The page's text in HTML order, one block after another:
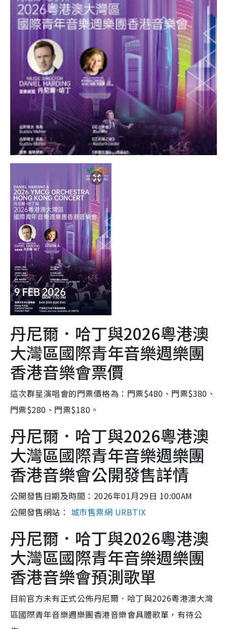
丹尼爾．哈丁與2026粵港澳
大灣區國際青年音樂週樂團
香港音樂會票價
這次群星演唱會的門票價格為：門票$480、門票$380、
門票$280、門票$180。
丹尼爾．哈丁與2026粵港澳
大灣區國際青年音樂週樂團
香港音樂會公開發售詳情
公開發售日期及時間：2026年01月29日 10:00AM
公開發售網站： 城市售票網 URBTIX
丹尼爾．哈丁與2026粵港澳
大灣區國際青年音樂週樂團
香港音樂會預測歌單
目前官方未有正式公佈丹尼爾．哈丁與2026粵港澳大灣
區國際青年音樂週樂團香港音樂會具體歌單，有待公